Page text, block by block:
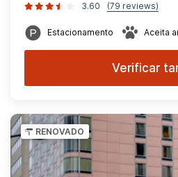
3.60
(79 reviews)
Estacionamento Aceita
Verificar
RENOVADO